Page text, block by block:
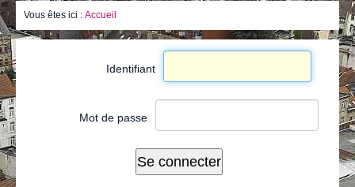
Français
Vous êtes ici : Accueil
Identifiant
Mot de passe